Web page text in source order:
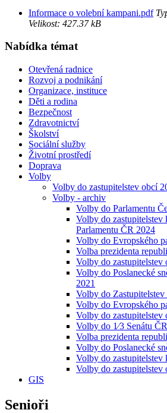
Informace o volební kampani.pdf
Velikost: 427.37 kB
Nabídka témat
Otevřená radnice
Rozvoj a podnikání
Organizace, instituce
Děti a rodina
Bezpečnost
Zdravotnictví
Školství
Sociální služby
Životní prostředí
Doprava
Volby
Volby do zastupitelstev obcí
Volby - archiv
Volby do Parlamentu
Volby do zastupitelstev
Parlamentu ČR 2024
Volby do Evropského
Volba prezidenta
Volby do zastupitelstev
Volby do Poslanecké
2021
Volby do
Volby do Evropského
Volby do zastupitelstev
Volby do 1⁄3 Senátu
Volba prezidenta
Volby do Poslanecké
Volby do zastupitelstev
Volby do zastupitelstev
GIS
Senioři